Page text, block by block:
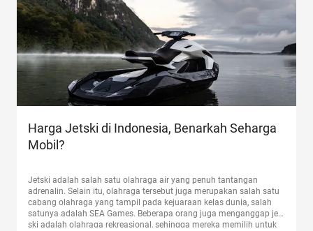
Harga Jetski di Indonesia, Benarkah Seharga
Mobil?
Jetski adalah salah satu olahraga air yang penuh tantangan
adrenalin. Selain itu, olahraga tersebut juga merupakan salah satu
cabang olahraga yang tampil pada kejuaraan kelas dunia, salah
satunya adalah SEA Games. Beberapa orang juga menganggap jet
ski adalah olahraga rekreasional, sehingga mereka memilih untuk